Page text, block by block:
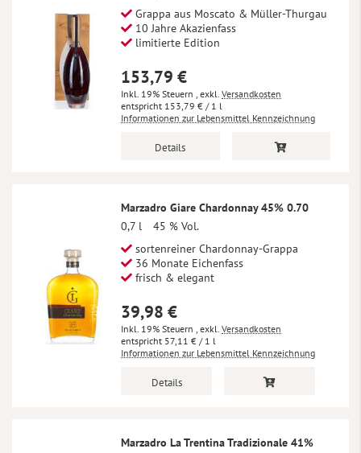
Grappa aus Moscato & Müller-Thurgau
10 Jahre Akazienfass
limitierte Edition
153,79 €
Inkl. 19% Steuern , exkl. Versandkosten
153,79 € / 1 l
Informationen zur Lebensmittel Kennzeichnung
Details
Marzadro Giare Chardonnay 45% 0.70
0,7 l
45 % Vol.
sortenreiner Chardonnay-Grappa
36 Monate Eichenfass
frisch & elegant
39,98 €
Inkl. 19% Steuern , exkl. Versandkosten
57,11 € / 1 l
Informationen zur Lebensmittel Kennzeichnung
Details
Marzadro La Trentina Tradizionale 41%